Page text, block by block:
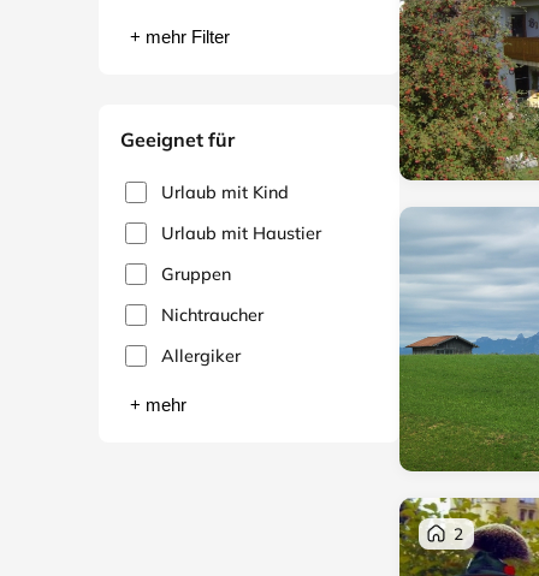
+ mehr Filter
Geeignet für
Urlaub mit Kind
Urlaub mit Haustier
Gruppen
Nichtraucher
Allergiker
+ mehr
2